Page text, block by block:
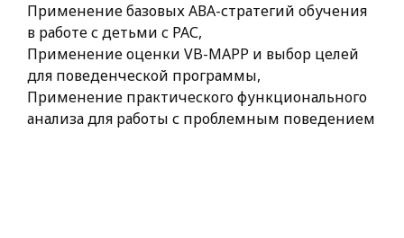
Применение базовых АВА-стратегий обучения
в работе с детьми с РАС,
Применение оценки VB-MAPP и выбор целей
для поведенческой программы,
Применение практического функционального
анализа для работы с проблемным поведением